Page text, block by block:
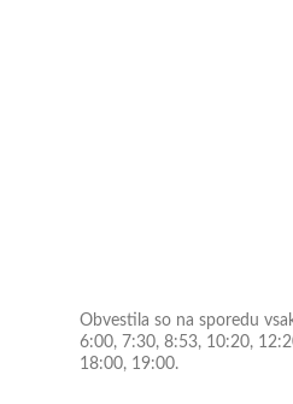
Obvestila so na sporedu
6:00, 7:30, 8:53, 10:20,
18:00, 19:00.